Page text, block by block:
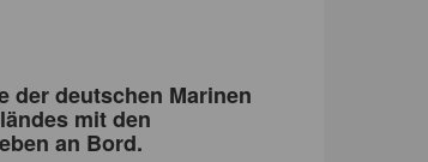
der deutschen Marinen
mit den
an Bord.